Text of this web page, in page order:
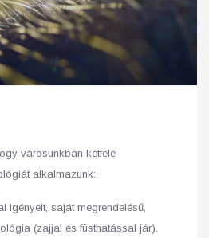
városunkban kétféle
alkalmazunk:
igényelt, saját megrendelésű,
(zajjal és füsthatással jár).